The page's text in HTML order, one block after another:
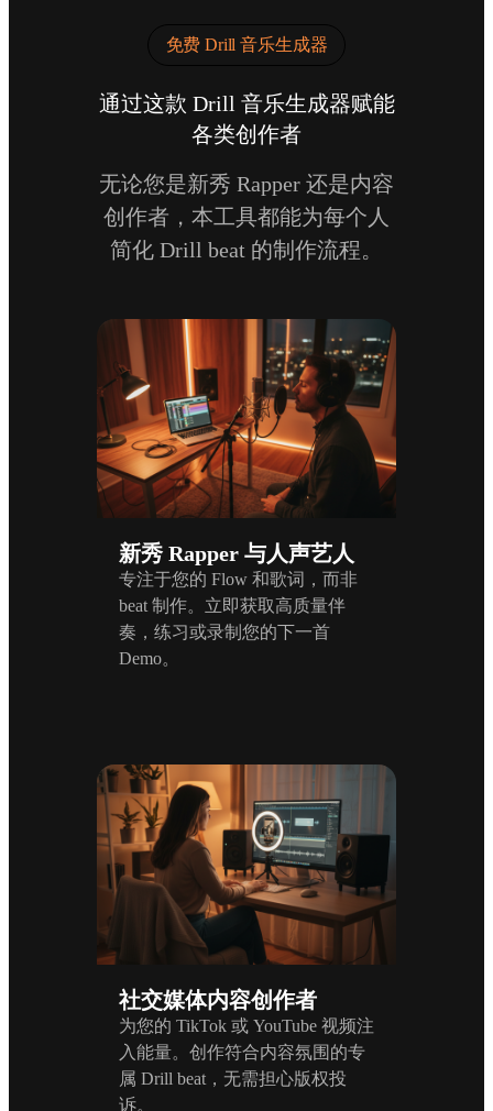
免费 Drill 音乐生成器
通过这款 Drill 音乐生成器赋能
各类创作者
无论您是新秀 Rapper 还是内容
创作者，本工具都能为每个人
简化 Drill beat 的制作流程。
新秀 Rapper 与人声艺人
专注于您的 Flow 和歌词，而非
beat 制作。立即获取高质量伴
奏，练习或录制您的下一首
Demo。
社交媒体内容创作者
为您的 TikTok 或 YouTube 视频注
入能量。创作符合内容氛围的专
属 Drill beat，无需担心版权投
诉。